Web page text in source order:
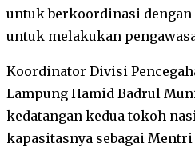
untuk berkoordinasi
untuk melakukan
Koordinator Divisi
Lampung Hamid Badrul
kedatangan kedua tokoh
kapasitasnya sebagai